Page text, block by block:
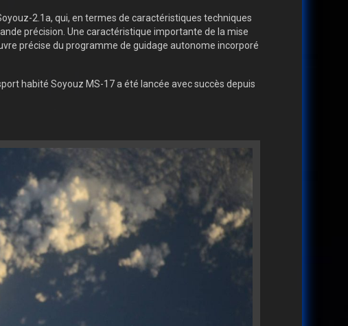
2.1a, qui, en termes de caractéristiques techniques
précision. Une caractéristique importante de la mise
précise du programme de guidage autonome incorporé
habité Soyouz MS-17 a été lancée avec succès depuis